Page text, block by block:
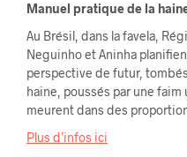
Manuel pratique de la
Au Brésil, dans la favela,
Neguinho et Aninha
perspective de futur,
haine, poussés par une
meurent dans des
Plus d’infos ici